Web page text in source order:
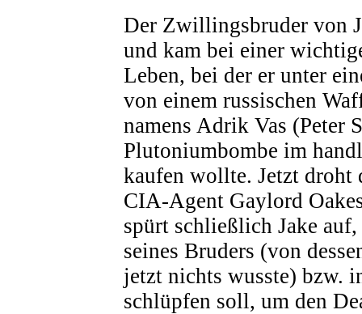
Der Zwillingsbruder von
und kam bei einer
Leben, bei der er unter
von einem russischen
namens Adrik Vas (Peter
Plutoniumbombe im
kaufen wollte. Jetzt droht
CIA-Agent Gaylord
spürt schließlich Jake
seines Bruders (von
jetzt nichts wusste) bzw.
schlüpfen soll, um den